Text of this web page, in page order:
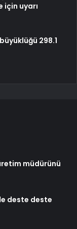
için uyarı
298.1
müdürünü
deste deste